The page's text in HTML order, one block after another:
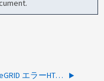
StorageGRID エラーHTTP 500がクラウドアプリケーションにデータを書き込み中に発生しました